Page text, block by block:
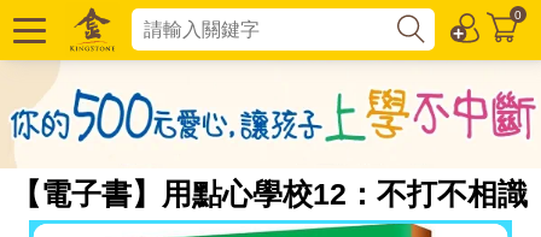
0
【電子書】用點心學校12：不打不相識